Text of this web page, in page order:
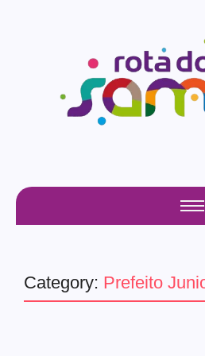
Category: Prefeito